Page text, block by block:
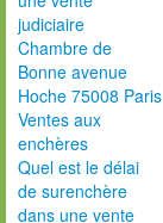
judiciaire
Chambre de
Bonne avenue
Hoche 75008 Paris
Ventes aux
enchères
Quel est le délai
de surenchère
dans une vente